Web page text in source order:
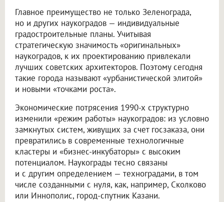
Главное преимущество не только Зеленограда,
но и других наукоградов — индивидуальные
градостроительные планы. Учитывая
стратегическую значимость «оригинальных»
наукоградов, к их проектированию привлекали
лучших советских архитекторов. Поэтому сегодня
такие города называют «урбанистической элитой»
и новыми «точками роста».
Экономические потрясения 1990-х структурно
изменили «режим работы» наукоградов: из условно
замкнутых систем, живущих за счет госзаказа, они
превратились в современные технологичные
кластеры и «бизнес-инкубаторы» с высоким
потенциалом. Наукограды тесно связаны
и с другим определением — техноградами, в том
числе созданными с нуля, как, например, Сколково
или Иннополис, город-спутник Казани.